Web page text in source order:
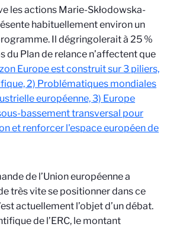
les actions Marie-Skłodowska-
habituellement environ un
Il dégringolerait à 25 %
du Plan de relance n’affectent que
Europe est construit sur 3 piliers,
2) Problématiques mondiales
européenne, 3) Europe
bassement transversal pour
et renforcer l'espace européen de
de l’Union européenne a
très vite se positionner dans ce
actuellement l’objet d’un débat.
de l’ERC, le montant